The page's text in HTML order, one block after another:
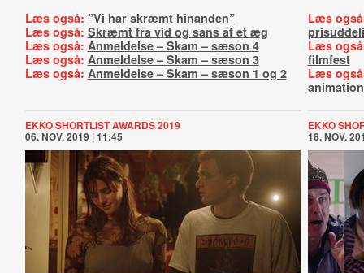
Læs også: ”Vi har skræmt hinanden”
Læs også: Skræmt fra vid og sans af et æg
Læs også: Anmeldelse – Skam – sæson 4
Læs også: Anmeldelse – Skam – sæson 3
Læs også: Anmeldelse – Skam – sæson 1 og 2
Læs
Læs
filmfest
Læs
EKKO SHORTLIST AWARDS 2019
06. NOV. 2019 | 11:45
EKKO
18. NOV.